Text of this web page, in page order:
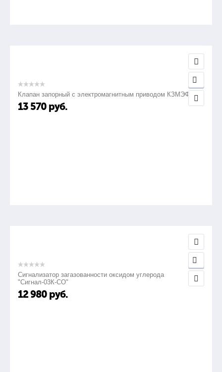
Клапан запорный с электромагнитным приводом КЗМЭФ
13 570 руб.
Сигнализатор загазованности оксидом углерода
"Сигнал-03К-СО"
12 980 руб.